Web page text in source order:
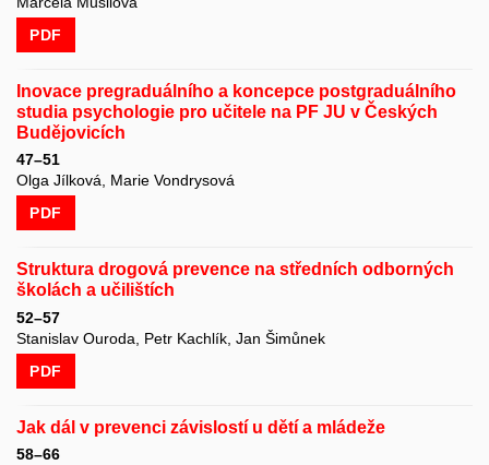
PDF
Inovace pregraduálního a koncepce postgraduálního
studia psychologie pro učitele na PF JU v Českých
Budějovicích
47–51
Olga Jílková, Marie Vondrysová
PDF
Struktura drogová prevence na středních odborných
školách a učilištích
52–57
Stanislav Ouroda, Petr Kachlík, Jan Šimůnek
PDF
Jak dál v prevenci závislostí u dětí a mládeže
58–66